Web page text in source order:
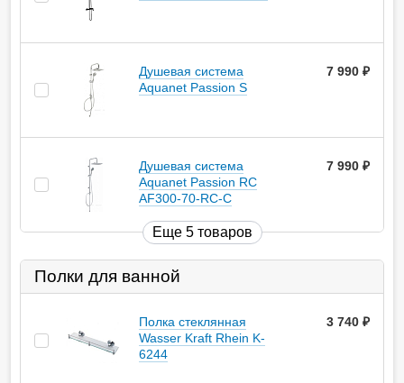
Душевая система
Aquanet Passion S
7 990
Душевая система
Aquanet Passion RC
AF300-70-RC-С
7 990
Еще 5 товаров
Полки для ванной
Полка стеклянная
Wasser Kraft Rhein K-
6244
3 740